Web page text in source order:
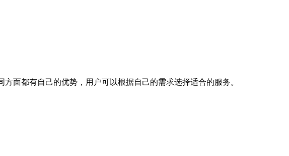
面都有自己的优势，用户可以根据自己的需求选择适合的服务。